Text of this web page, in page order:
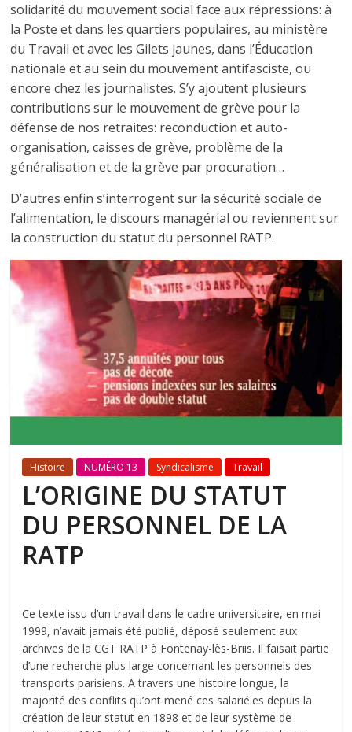
solidarité du mouvement social face aux répressions: à
la Poste et dans les quartiers populaires, au ministère
du Travail et avec les Gilets jaunes, dans l’Éducation
nationale et au sein du mouvement antifasciste, ou
encore chez les journalistes. S’y ajoutent plusieurs
contributions sur le mouvement de grève pour la
défense de nos retraites: reconduction et auto-
organisation, caisses de grève, problème de la
généralisation et de la grève par procuration…
D’autres enfin s’interrogent sur la sécurité sociale de
l’alimentation, le discours managérial ou reviennent sur
la construction du statut du personnel RATP.
Histoire NUMÉRO 13 Syndicalisme Travail
L’ORIGINE DU STATUT
DU PERSONNEL DE LA
RATP
Ce texte issu d’un travail dans le cadre universitaire, en mai
1999, n’avait jamais été publié, déposé seulement aux
archives de la CGT RATP à Fontenay-lès-Briis. Il faisait partie
d’une recherche plus large concernant les personnels des
transports parisiens. A travers une histoire longue, la
majorité des conflits qu’ont mené ces salarié.es depuis la
création de leur statut en 1898 et de leur système de